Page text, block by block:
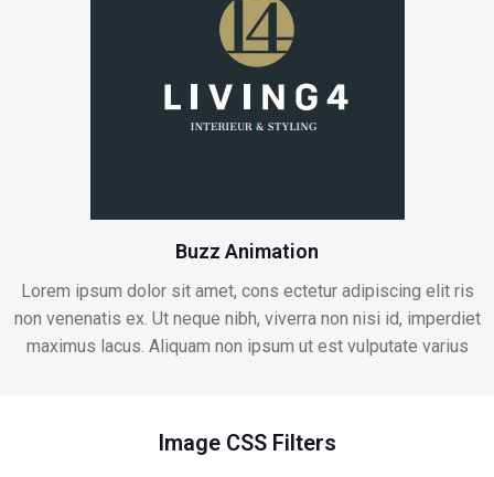
Buzz Animation
Lorem ipsum dolor sit amet, cons ectetur adipiscing elit ris
non venenatis ex. Ut neque nibh, viverra non nisi id, imperdiet
maximus lacus. Aliquam non ipsum ut est vulputate varius
Image CSS Filters